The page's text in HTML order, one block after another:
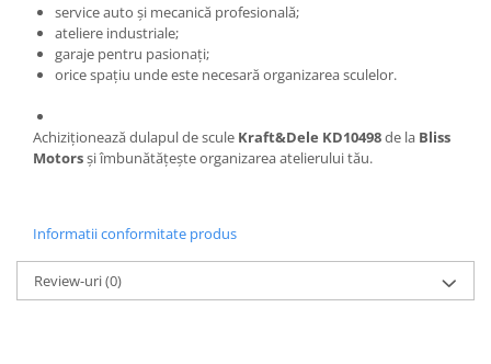
service auto și mecanică profesională;
ateliere industriale;
garaje pentru pasionați;
orice spațiu unde este necesară organizarea sculelor.
Achiziționează dulapul de scule Kraft&Dele KD10498de la Bliss
Motorsși îmbunătățește organizarea atelierului tău.
Informatii conformitate produs
Review-uri(0)